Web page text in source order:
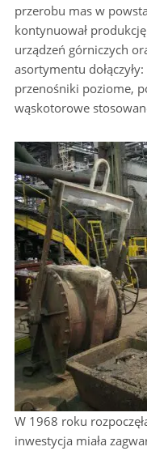
przerobu mas w
kontynuował
urządzeń górniczych
asortymentu
przenośniki poziome,
wąskotorowe
W 1968 roku
inwestycja miała